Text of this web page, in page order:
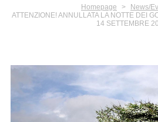
Homepage > News/
ATTENZIONE! ANNULLATA LA NOTTE DEI
14 SETTEMBRE